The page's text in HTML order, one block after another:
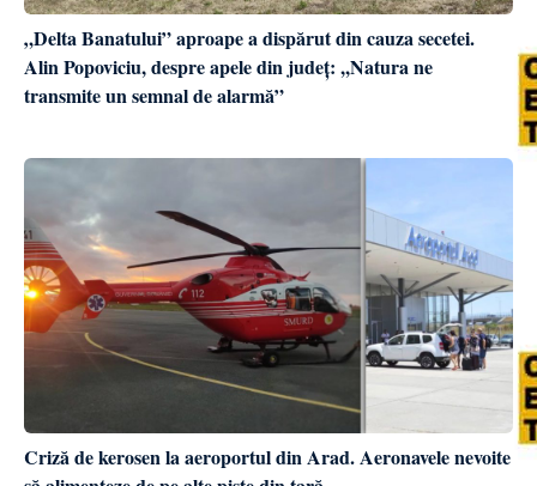
„Delta Banatului” aproape a dispărut din cauza secetei.
Alin Popoviciu, despre apele din județ: ,,Natura ne
transmite un semnal de alarmă”
Criză de kerosen la aeroportul din Arad. Aeronavele nevoite